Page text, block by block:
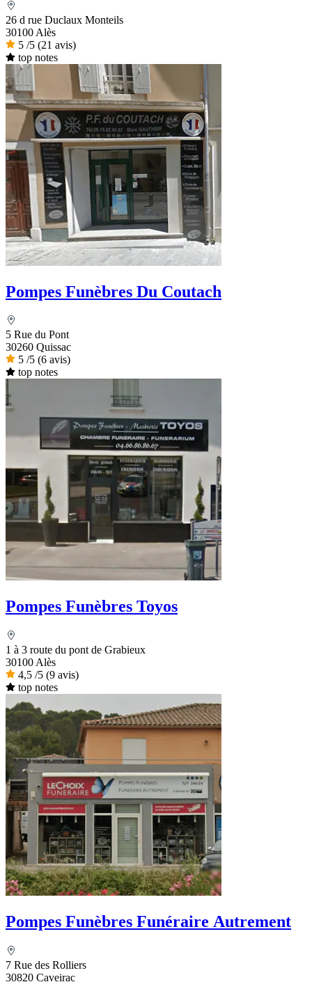
26 d rue Duclaux Monteils
30100 Alès
5 /5 (21 avis)
top notes
Pompes Funèbres Du Coutach
5 Rue du Pont
30260 Quissac
5 /5 (6 avis)
top notes
Pompes Funèbres Toyos
1 à 3 route du pont de Grabieux
30100 Alès
4,5 /5 (9 avis)
top notes
Pompes Funèbres Funéraire Autrement
7 Rue des Rolliers
30820 Caveirac